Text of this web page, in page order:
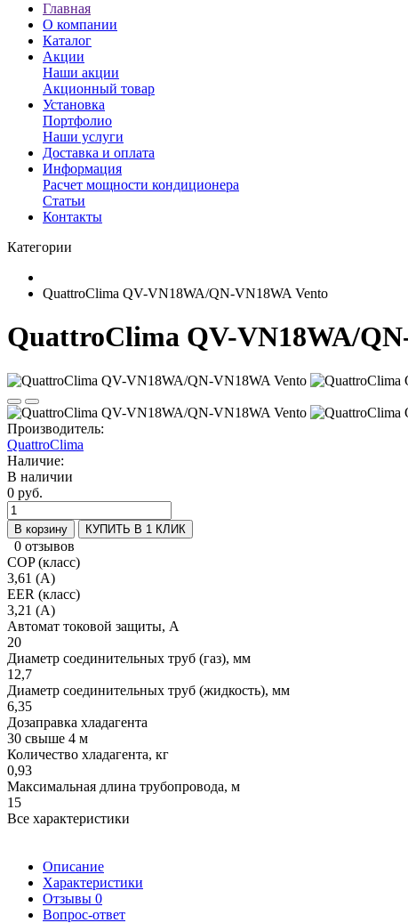
Главная
О компании
Каталог
Акции
Наши акции
Акционный товар
Установка
Портфолио
Наши услуги
Доставка и оплата
Информация
Расчет мощности кондиционера
Статьи
Контакты
Категории
QuattroClima QV-VN18WA/QN-VN18WA Vento
QuattroClima QV-VN18WA/
Производитель:
QuattroClima
Наличие:
В наличии
0 руб.
В корзину КУПИТЬ В 1 КЛИК
0 отзывов
COP (класс)
3,61 (A)
EER (класс)
3,21 (A)
Автомат токовой защиты, A
20
Диаметр соединительных труб (газ), мм
12,7
Диаметр соединительных труб (жидкость), мм
6,35
Дозаправка хладагента
30 cвыше 4 м
Количество хладагента, кг
0,93
Максимальная длина трубопровода, м
15
Все характеристики
Описание
Характеристики
Отзывы 0
Вопрос-ответ